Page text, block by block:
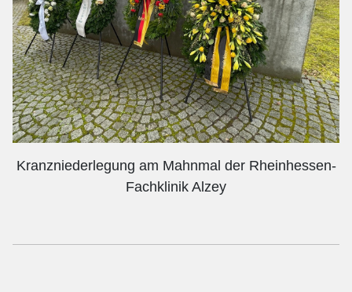
Kranzniederlegung am Mahnmal der Rheinhessen-
Fachklinik Alzey